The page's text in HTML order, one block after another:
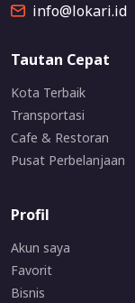
info@lokari.id
Tautan Cepat
Kota Terbaik
Transportasi
Cafe & Restoran
Pusat Perbelanjaan
Profil
Akun saya
Favorit
Bisnis